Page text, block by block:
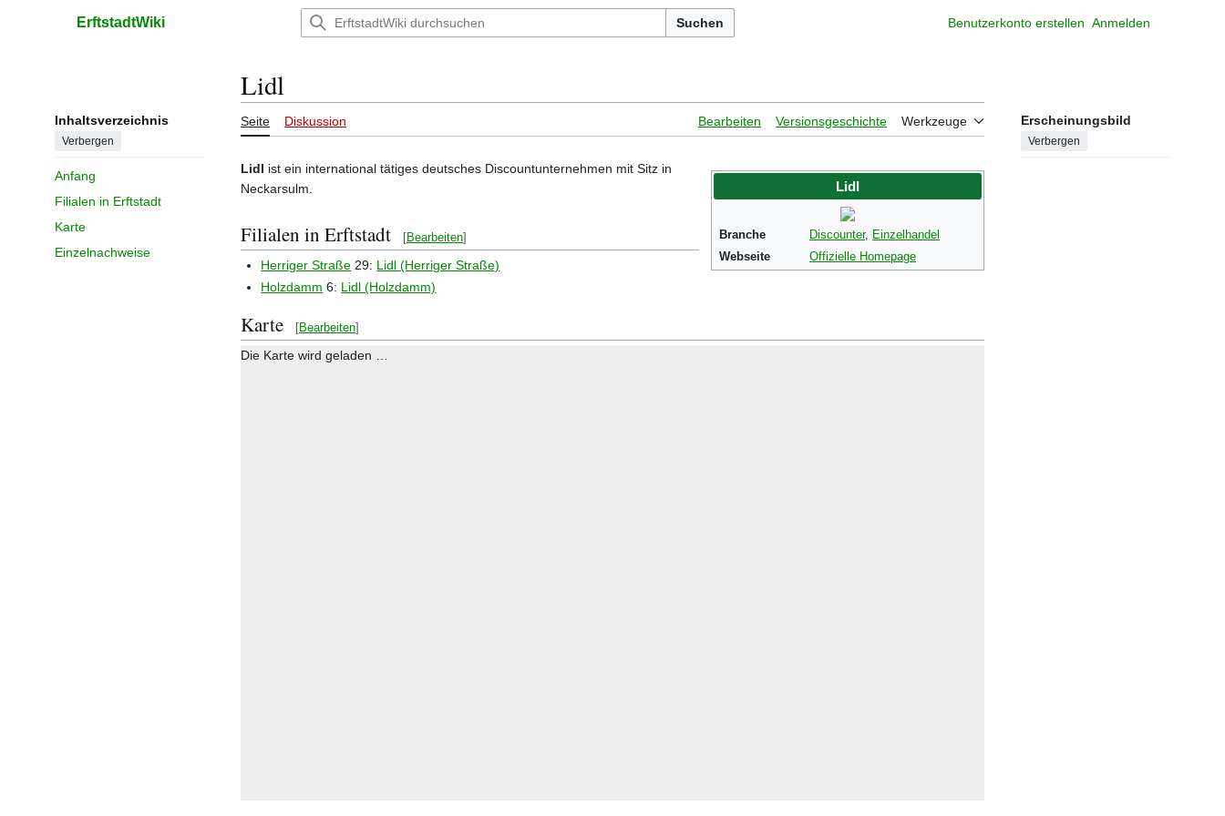
Hauptmenü
ErftstadtWiki Suchen Benutzerkonto erstellen Anmelden
Inhaltsverzeichnis
Verbergen
Anfang
Filialen in Erftstadt
Karte
Einzelnachweise
Lidl
Seite Diskussion Bearbeiten Versionsgeschichte Werkzeuge Erscheinungsbild
Verbergen
Lidl
Branche Discounter, Einzelhandel
Webseite
Offizielle Homepage
Lidl ist ein international tätiges deutsches Discountunternehmen mit Sitz in
Neckarsulm.
Filialen in Erftstadt [Bearbeiten]
Herriger Straße 29: Lidl (Herriger Straße)
Holzdamm 6: Lidl (Holzdamm)
Karte [Bearbeiten]
Die Karte wird geladen …